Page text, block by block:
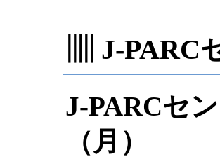
▥ J-PARC
J-PARCセ
（月）